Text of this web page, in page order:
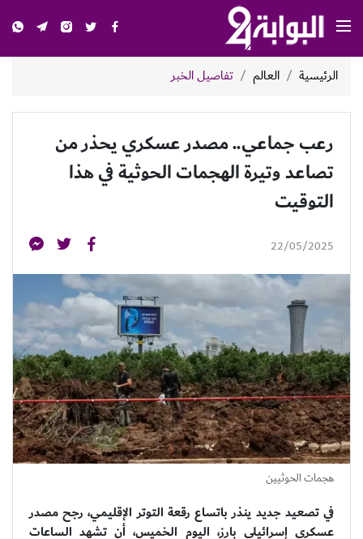
الرئيسية العالم تفاصيل الخبر
رعب جماعي.. مصدر عسكري يحذر من
تصاعد وتيرة الهجمات الحوثية في هذا
التوقيت
22/05/2025
هجمات الحوثيين
في تصعيد جديد ينذر باتساع رقعة التوتر الإقليمي، رجح مصدر
عسكري إسرائيلي بارز، اليوم الخميس، أن تشهد الساعات